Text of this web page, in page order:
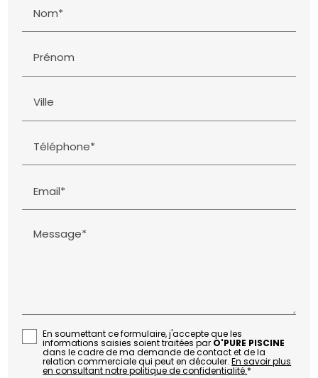
Nom*
Prénom
Ville
Téléphone*
Email*
Message*
En soumettant ce formulaire, j'accepte que les
informations saisies soient traitées par O'PURE PISCINE
dans le cadre de ma demande de contact et de la
relation commerciale qui peut en découler.En savoir plus
en consultant notre politique de confidentialité.*